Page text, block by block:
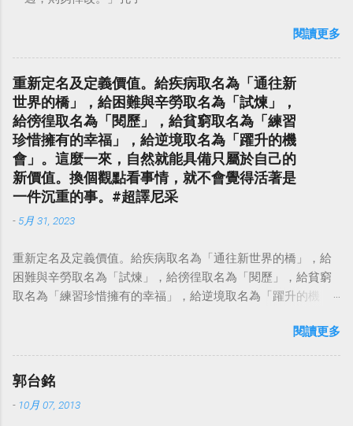
閱讀更多
重新定名及定義價值。給疾病取名為「通往新
世界的橋」，給困難與辛勞取名為「試煉」，
給徬徨取名為「閱歷」，給貧窮取名為「練習
珍惜擁有的幸福」，給逆境取名為「躍升的機
會」。這麼一來，自然就能具備只屬於自己的
新價值。換個觀點看事情，就不會覺得活著是
一件沉重的事。#超譯尼采
- 5月 31, 2023
重新定名及定義價值。給疾病取名為「通往新世界的橋」，給
困難與辛勞取名為「試煉」，給徬徨取名為「閱歷」，給貧窮
取名為「練習珍惜擁有的幸福」，給逆境取名為「躍升的機
點看事情，就不會覺得活著是一件沉重的事。#超譯尼采 — 中
華名言 - Chinese Quotes (@chinese_quotes) May 23, 2023
閱讀更多
郭台銘
- 10月 07, 2013